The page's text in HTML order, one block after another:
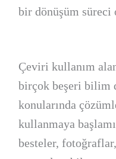
bir dönüşüm süreci
Çeviri kullanım
birçok beşeri bilim
konularında
kullanmaya
besteler,